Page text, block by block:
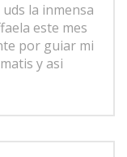
la inmensa
este mes
por guiar mi
y asi